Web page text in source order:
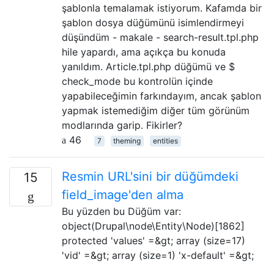
şablonla temalamak istiyorum. Kafamda bir
şablon dosya düğümünü isimlendirmeyi
düşündüm - makale - search-result.tpl.php
hile yapardı, ama açıkça bu konuda
yanıldım. Article.tpl.php düğümü ve $
check_mode bu kontrolün içinde
yapabileceğimin farkındayım, ancak şablon
yapmak istemediğim diğer tüm görünüm
modlarında garip. Fikirler?
46
7 theming entities
15
Resmin URL'sini bir düğümdeki
field_image'den alma
Bu yüzden bu Düğüm var:
object(Drupal\node\Entity\Node)[1862]
protected 'values' =&gt; array (size=17)
'vid' =&gt; array (size=1) 'x-default' =&gt;